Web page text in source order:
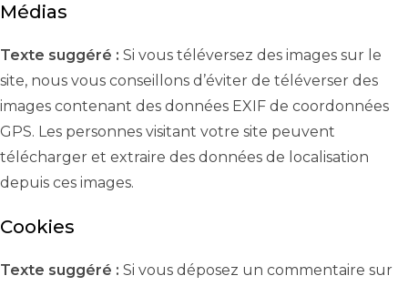
Médias
Texte suggéré : Si vous téléversez des images sur le
site, nous vous conseillons d’éviter de téléverser des
images contenant des données EXIF de coordonnées
GPS. Les personnes visitant votre site peuvent
télécharger et extraire des données de localisation
depuis ces images.
Cookies
Texte suggéré : Si vous déposez un commentaire sur